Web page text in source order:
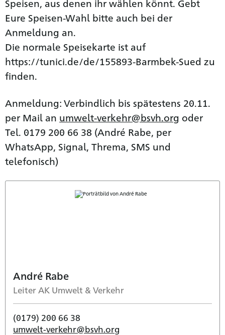
Speisen, aus denen ihr wählen könnt. Gebt
Eure Speisen-Wahl bitte auch bei der
Anmeldung an.
Die normale Speisekarte ist auf
https://tunici.de/de/155893-Barmbek-Sued zu
finden.
Anmeldung: Verbindlich bis spätestens 20.11.
per Mail an umwelt-verkehr@bsvh.org oder
Tel. 0179 200 66 38 (André Rabe, per
WhatsApp, Signal, Threma, SMS und
telefonisch)
André Rabe
Leiter AK Umwelt & Verkehr
(0179) 200 66 38
umwelt-verkehr@bsvh.org